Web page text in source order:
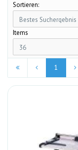
Sortieren:
Items
1